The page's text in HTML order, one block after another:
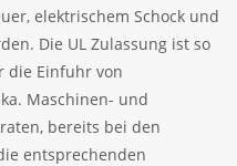
elektrischem Schock und
Die UL Zulassung ist so
die Einfuhr von
Maschinen- und
bereits bei den
entsprechenden